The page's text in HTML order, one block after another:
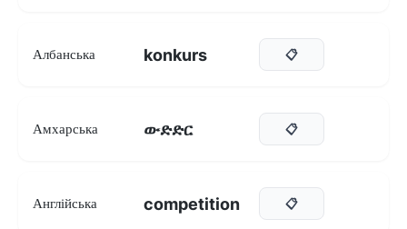
Албанська konkurs 📋
Амхарська ውድድር 📋
Англійська competition 📋